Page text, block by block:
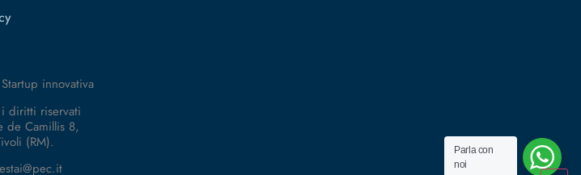
innovativa
diritti riservati
de Camillis 8,
(RM).
Parla con
noi